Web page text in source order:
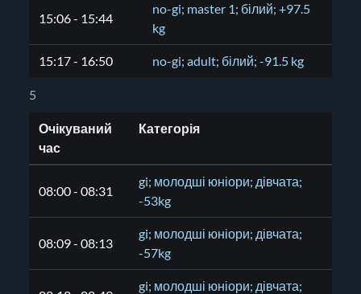
15:06 - 15:44
no-gi; master 1; білий; +97.5
kg
15:17 - 16:50 no-gi; adult; білий; -91.5 kg
5
Очікуваний
час
Категорія
08:00 - 08:31
gi; молодші юніори; дівчата;
-53kg
08:09 - 08:13
gi; молодші юніори; дівчата;
-57kg
gi; молодші юніори; дівчата;